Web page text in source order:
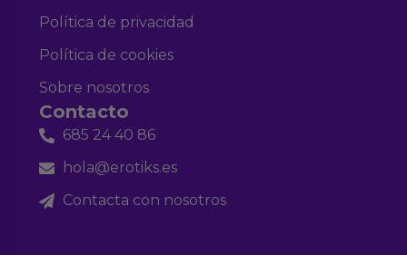
Política de privacidad
Política de cookies
Sobre nosotros
Contacto
685 24 40 86
hola@erotiks.es
Contacta con nosotros